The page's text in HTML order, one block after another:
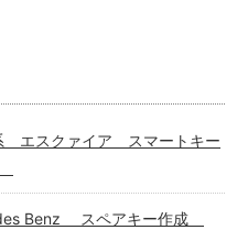
スクァイア スマートキー
Benz スペアキー作成